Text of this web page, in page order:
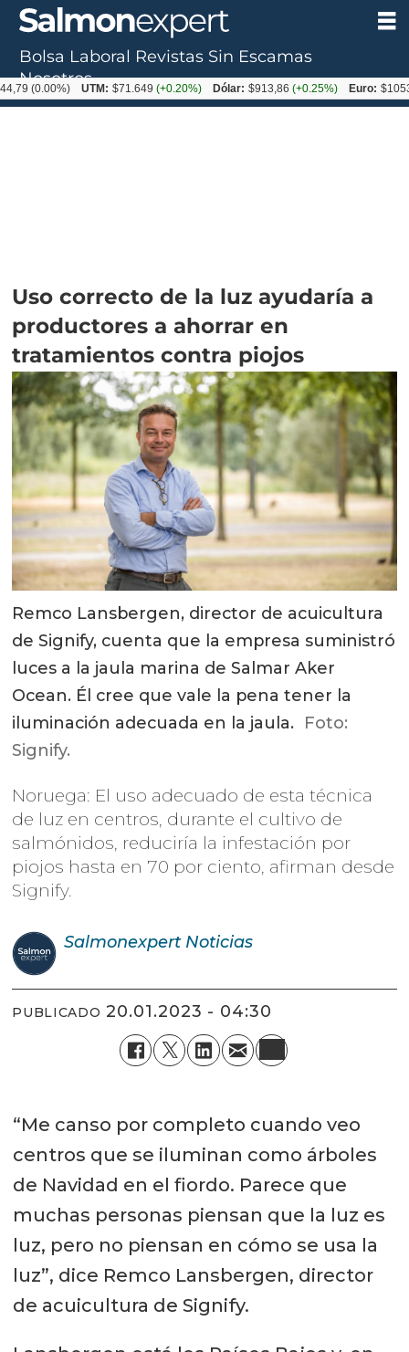
Uso correcto de la luz ayudaría a
productores a ahorrar en
tratamientos contra piojos
Remco Lansbergen, director de acuicultura
de Signify, cuenta que la empresa suministró
luces a la jaula marina de Salmar Aker
Ocean. Él cree que vale la pena tener la
iluminación adecuada en la jaula. Foto:
Signify.
Noruega: El uso adecuado de esta técnica
de luz en centros, durante el cultivo de
salmónidos, reduciría la infestación por
piojos hasta en 70 por ciento, afirman desde
Signify.
Salmonexpert Noticias
PUBLICADO 20.01.2023 - 04:30
“Me canso por completo cuando veo
centros que se iluminan como árboles
de Navidad en el fiordo. Parece que
muchas personas piensan que la luz es
luz, pero no piensan en cómo se usa la
luz”, dice Remco Lansbergen, director
de acuicultura de Signify.
Bolsa Laboral Revistas Sin Escamas
Nosotros
UTM: $71.649(+0.20%) Dólar: $913,86(+0.25%) Euro: $1053,08(-